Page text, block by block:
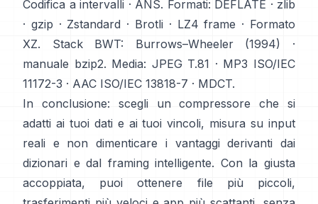
Codifica a intervalli · ANS. Formati: DEFLATE · zlib
· gzip · Zstandard · Brotli · LZ4 frame · Formato
XZ. Stack BWT: Burrows–Wheeler (1994)
·
manuale bzip2. Media: JPEG T.81 · MP3 ISO/IEC
11172-3 · AAC ISO/IEC 13818-7 · MDCT.
In conclusione: scegli un compressore che si
adatti ai tuoi dati e ai tuoi vincoli, misura su input
reali e non dimenticare i vantaggi derivanti dai
dizionari e dal framing intelligente. Con la giusta
accoppiata, puoi ottenere file più piccoli,